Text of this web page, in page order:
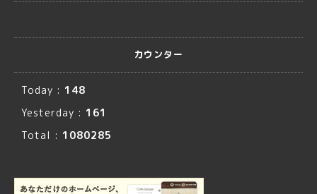
カウンター
Today : 148
Yesterday : 161
Total : 1080285